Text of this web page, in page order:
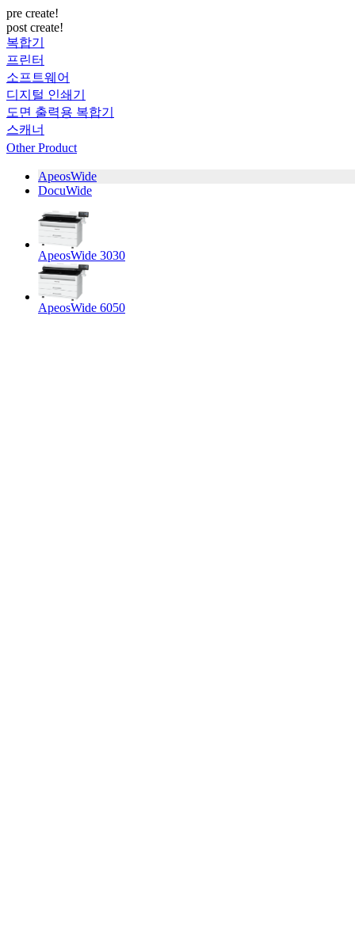
pre create!
post create!
복합기
프린터
소프트웨어
디지털 인쇄기
도면 출력용 복합기
스캐너
Other Product
ApeosWide
DocuWide
ApeosWide 3030
ApeosWide 6050